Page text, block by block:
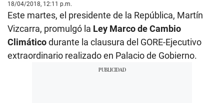
18/04/2018, 12:11 p.m.
Este martes, el presidente de la República, Martín
Vizcarra, promulgó la Ley Marco de Cambio
Climáticodurante la clausura del GORE-Ejecutivo
extraordinario realizado en Palacio de Gobierno.